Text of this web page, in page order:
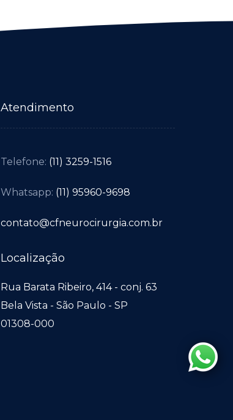
Atendimento
Telefone: (11) 3259-1516
Whatsapp: (11) 95960-9698
contato@cfneurocirurgia.com.br
Localização
Rua Barata Ribeiro, 414 - conj. 63
Bela Vista - São Paulo - SP
01308-000